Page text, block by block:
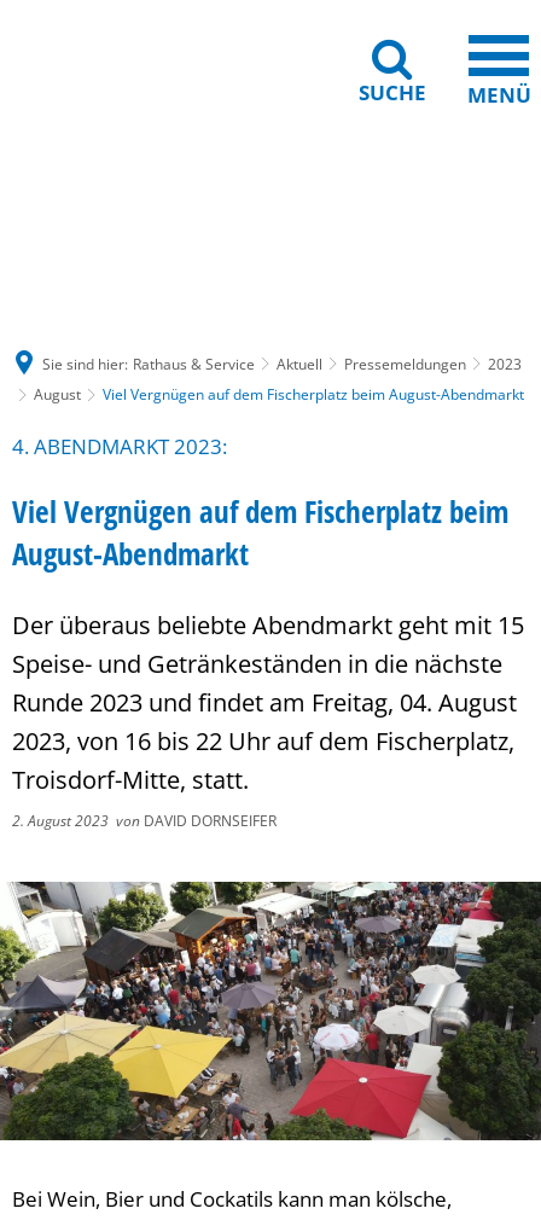
SUCHE MENÜ
Sie sind hier: Rathaus & Service Aktuell Pressemeldungen
2023
August
Viel Vergnügen auf dem Fischerplatz beim August-Abendmarkt
4. ABENDMARKT 2023:
Viel Vergnügen auf dem Fischerplatz beim
August-Abendmarkt
Der überaus beliebte Abendmarkt geht mit 15
Speise- und Getränkeständen in die nächste
Runde 2023 und findet am Freitag, 04. August
2023, von 16 bis 22 Uhr auf dem Fischerplatz,
Troisdorf-Mitte, statt.
2. August 2023 von DAVID DORNSEIFER
Bei Wein, Bier und Cockatils kann man kölsche,